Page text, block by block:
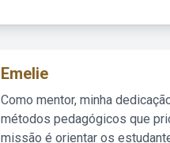
Emelie
Como mentor, minha
métodos pedagógicos que
missão é orientar os